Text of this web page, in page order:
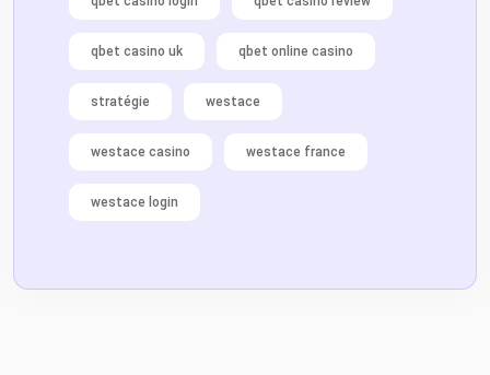
qbet casino uk qbet online casino
stratégie westace
westace casino westace france
westace login